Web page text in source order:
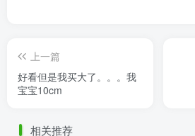
上一篇
好看但是我买大了。。。我
宝宝10cm
相关推荐